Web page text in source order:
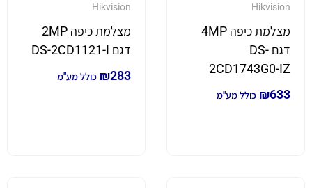
Hikvision
מצלמת כיפה 4MP
דגם DS-
2CD1743G0-IZ
₪633 כולל מע"מ
Hikvision
מצלמת כיפה 2MP
דגם DS-2CD1121-I
₪283 כולל מע"מ